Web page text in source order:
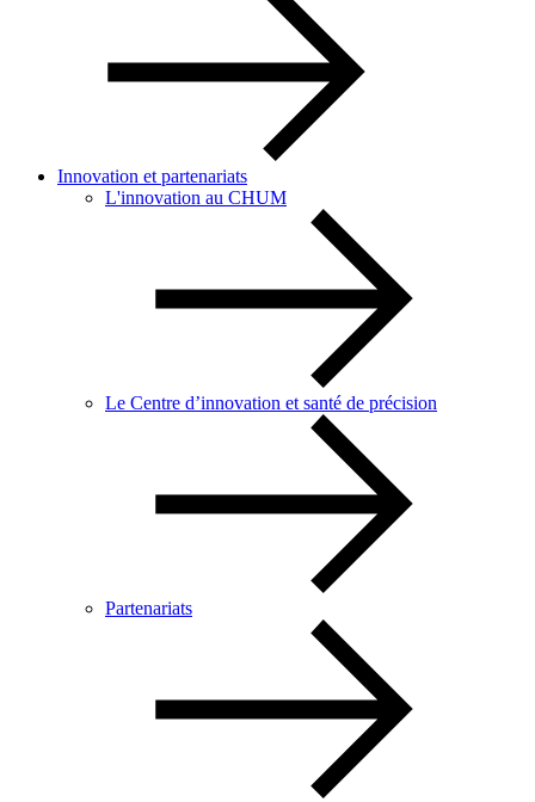
Innovation et partenariats
L'innovation au CHUM
Le Centre d’innovation et santé de précision
Partenariats